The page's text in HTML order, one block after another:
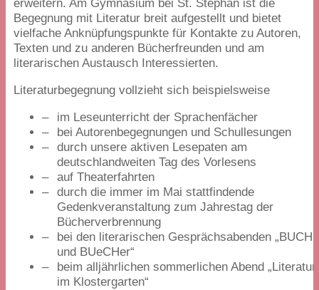
erweitern. Am Gymnasium bei St. Stephan ist die
Begegnung mit Literatur breit aufgestellt und bietet
vielfache Anknüpfungspunkte für Kontakte zu Autoren,
Texten und zu anderen Bücherfreunden und am
literarischen Austausch Interessierten.
Literaturbegegnung vollzieht sich beispielsweise
im Leseunterricht der Sprachenfächer
bei Autorenbegegnungen und Schullesungen
durch unsere aktiven Lesepaten am
deutschlandweiten Tag des Vorlesens
auf Theaterfahrten
durch die immer im Mai stattfindende
Gedenkveranstaltung zum Jahrestag der
Bücherverbrennung
bei den literarischen Gesprächsabenden„ BUCH
und BUeCHer“
beim alljährlichen sommerlichen Abend„ Literatur
im Klostergarten“